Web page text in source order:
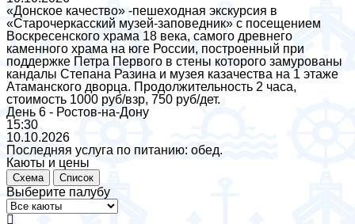
«Донское качество» -пешеходная экскурсия в
«Старочеркасский музей-заповедник» с посещением
Воскресенского храма 18 века, самого древнего
каменного храма на юге России, построенный при
поддержке Петра Первого в стены которого замурованы
кандалы Степана Разина и музея казачества на 1 этаже
Атаманского дворца. Продолжительность 2 часа,
стоимость 1000 руб/взр, 750 руб/дет.
День 6 - Ростов-на-Дону
15:30
10.10.2026
Последняя услуга по питанию: обед.
Каюты и цены
Схема Список
Выберите палубу